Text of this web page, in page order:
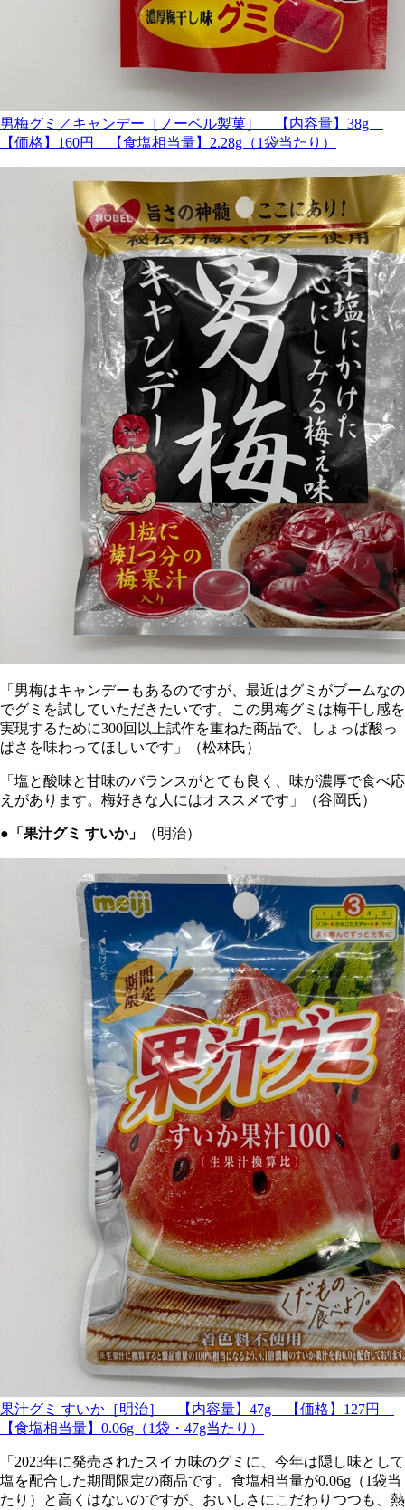
男梅グミ／キャンデー［ノーベル製菓］ 【内容量】38g
【価格】160円 【食塩相当量】2.28g（1袋当たり）
「男梅はキャンデーもあるのですが、最近はグミがブームなの
でグミを試していただきたいです。この男梅グミは梅干し感を
実現するために300回以上試作を重ねた商品で、しょっぱ酸っ
ぱさを味わってほしいです」（松林氏）
「塩と酸味と甘味のバランスがとても良く、味が濃厚で食べ応
えがあります。梅好きな人にはオススメです」（谷岡氏）
●「果汁グミ すいか」 （明治）
果汁グミ すいか［明治］ 【内容量】47g 【価格】127円
【食塩相当量】0.06g（1袋・47g当たり）
「2023年に発売されたスイカ味のグミに、今年は隠し味として
塩を配合した期間限定の商品です。食塩相当量が0.06g（1袋当
たり）と高くはないのですが、おいしさにこだわりつつも、熱